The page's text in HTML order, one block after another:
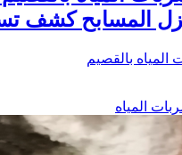
المسابح كشف
المياه